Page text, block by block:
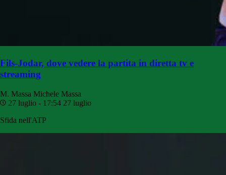
Fils-Jodar, dove vedere la partita in diretta tv e
streaming
M. Massa Michele Massa
27 luglio - 17:54 27 luglio
Sfida nell'ATP